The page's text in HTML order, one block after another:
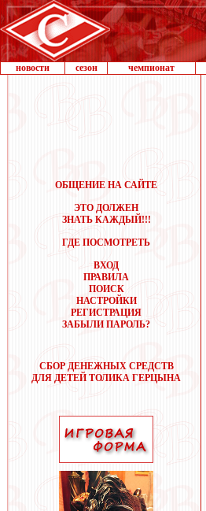
новости сезон чемпионат
ОБЩЕНИЕ НА САЙТЕ
ЭТО ДОЛЖЕН
ЗНАТЬ КАЖДЫЙ!!!
ГДЕ ПОСМОТРЕТЬ
ВХОД
ПРАВИЛА
ПОИСК
НАСТРОЙКИ
РЕГИСТРАЦИЯ
ЗАБЫЛИ ПАРОЛЬ?
СБОР ДЕНЕЖНЫХ СРЕДСТВ
ДЛЯ ДЕТЕЙ ТОЛИКА ГЕРЦЫНА